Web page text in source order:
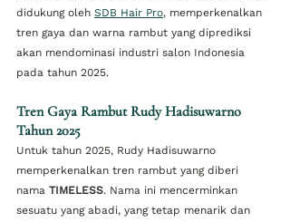
didukung oleh SDB Hair Pro, memperkenalkan
tren gaya dan warna rambut yang diprediksi
akan mendominasi industri salon Indonesia
pada tahun 2025.
Tren Gaya Rambut Rudy Hadisuwarno
Tahun 2025
Untuk tahun 2025, Rudy Hadisuwarno
memperkenalkan tren rambut yang diberi
nama TIMELESS. Nama ini mencerminkan
sesuatu yang abadi, yang tetap menarik dan